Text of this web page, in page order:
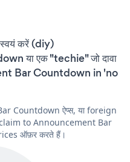
करें (diy)
या एक "techie" जो दावा
Bar Countdown in 'no
Countdown ऐप्स, या foreign
claim to Announcement Bar
ऑफ़र करते हैं।